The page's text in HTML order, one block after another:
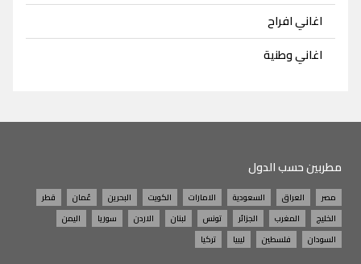
اغاني افراح
اغاني وطنية
مطربين حسب الدول
مصر العراق السعودية الامارات الكويت البحرين عُمان
قطر
الخليج
المغرب الجزائر تونس لبنان الاردن سوريا
اليمن
السودان
فلسطين ليبيا تركيا